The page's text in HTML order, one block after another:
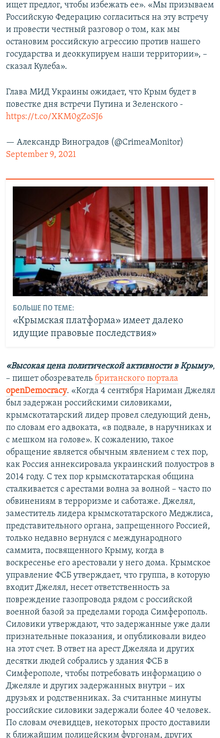
ищет предлог, чтобы избежать ее». «Мы призываем
Российскую Федерацию согласиться на эту встречу
и провести честный разговор о том, как мы
остановим российскую агрессию против нашего
государства и деоккупируем наши территории», –
сказал Кулеба».
Глава МИД Украины ожидает, что Крым будет в
повестке дня встречи Путина и Зеленского -
https://t.co/XKM0gZoSJ6
— Александр Виноградов (@CrimeaMonitor)
September 9, 2021
БОЛЬШЕ ПО ТЕМЕ:
«Крымская платформа» имеет далеко
идущие правовые последствия»
«Высокая цена политической активности в Крыму»,
– пишет обозреватель британского портала
openDemocracy. «Когда 4 сентября Нариман Джелял
был задержан российскими силовиками,
крымскотатарский лидер провел следующий день,
по словам его адвоката, «в подвале, в наручниках и
с мешком на голове». К сожалению, такое
обращение является обычным явлением с тех пор,
как Россия аннексировала украинский полуостров в
2014 году. С тех пор крымскотатарская община
сталкивается с арестами волна за волной – часто по
обвинениям в терроризме и саботаже. Джелял,
заместитель лидера крымскотатарского Меджлиса,
представительного органа, запрещенного Россией,
только недавно вернулся с международного
саммита, посвященного Крыму, когда в
воскресенье его арестовали у него дома. Крымское
управление ФСБ утверждает, что группа, в которую
входит Джелял, несет ответственность за
повреждение газопровода рядом с российской
военной базой за пределами города Симферополь.
Силовики утверждают, что задержанные уже дали
признательные показания, и опубликовали видео
на этот счет. В ответ на арест Джеляла и других
десятки людей собрались у здания ФСБ в
Симферополе, чтобы потребовать информацию о
Джеляле и других задержанных внутри – их
друзьях и родственниках. За считанные минуты
российские силовики задержали более 40 человек.
По словам очевидцев, некоторых просто доставили
к ближайшим полицейским фургонам, других